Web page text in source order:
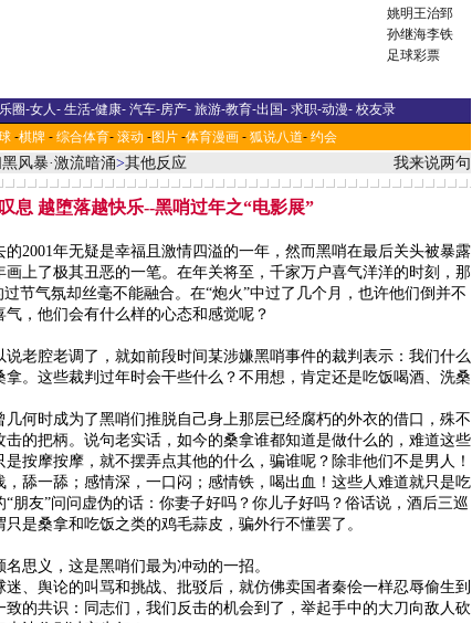
姚明王治郅
孙继海李铁
足球彩票
圈-女人- 生活-健康- 汽车-房产- 旅游-教育-出国- 求职-动漫- 校友录
-棋牌 - 综合体育- 滚动 -图片 -体育漫画 - 狐说八道- 约会
风暴·激流暗涌>其他反应 我来说两句
息 越堕落越快乐--黑哨过年之“电影展”
年无疑是幸福且激情四溢的一年，然而黑哨在最后关头被暴露
上了极其丑恶的一笔。在年关将至，千家万户喜气洋洋的时刻，那
节气氛却丝毫不能融合。在“炮火”中过了几个月，也许他们倒并不
，他们会有什么样的心态和感觉呢？
老调了，就如前段时间某涉嫌黑哨事件的裁判表示：我们什么
。这些裁判过年时会干些什么？不用想，肯定还是吃饭喝酒、洗桑
时成为了黑哨们推脱自己身上那层已经腐朽的外衣的借口，殊不
的把柄。说句老实话，如今的桑拿谁都知道是做什么的，难道这些
按摩按摩，就不摆弄点其他的什么，骗谁呢？除非他们不是男人！
舔一舔；感情深，一口闷；感情铁，喝出血！这些人难道就只是吃
朋友”问问虚伪的话：你妻子好吗？你儿子好吗？俗话说，酒后三巡
是桑拿和吃饭之类的鸡毛蒜皮，骗外行不懂罢了。
，这是黑哨们最为冲动的一招。
舆论的叫骂和挑战、批驳后，就仿佛卖国者秦侩一样忍辱偷生到
的共识：同志们，我们反击的机会到了，举起手中的大刀向敌人砍